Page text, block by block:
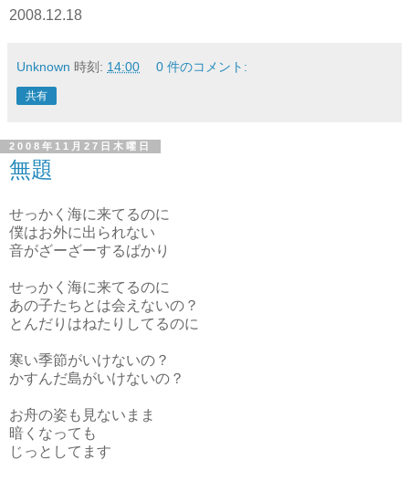
2008.12.18
Unknown 時刻: 14:00 0 件のコメント:
共有
2008年11月27日木曜日
無題
せっかく海に来てるのに
僕はお外に出られない
音がざーざーするばかり
せっかく海に来てるのに
あの子たちとは会えないの？
とんだりはねたりしてるのに
寒い季節がいけないの？
かすんだ島がいけないの？
お舟の姿も見ないまま
暗くなっても
じっとしてます